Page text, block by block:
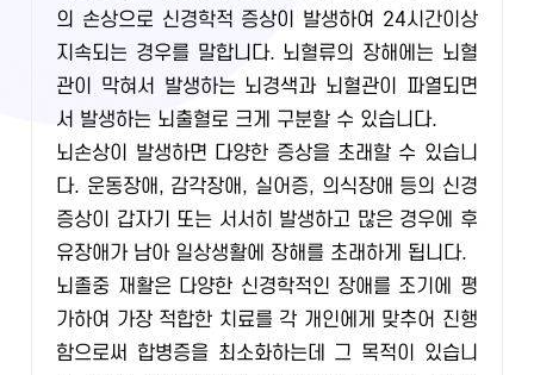
의 손상으로 신경학적 증상이 발생하여 24시간이상
지속되는 경우를 말합니다. 뇌혈류의 장해에는 뇌혈
관이 막혀서 발생하는 뇌경색과 뇌혈관이 파열되면
서 발생하는 뇌출혈로 크게 구분할 수 있습니다.
뇌손상이 발생하면 다양한 증상을 초래할 수 있습니
다. 운동장애, 감각장애, 실어증, 의식장애 등의 신경
증상이 갑자기 또는 서서히 발생하고 많은 경우에 후
유장애가 남아 일상생활에 장해를 초래하게 됩니다.
뇌졸중 재활은 다양한 신경학적인 장애를 조기에 평
가하여 가장 적합한 치료를 각 개인에게 맞추어 진행
함으로써 합병증을 최소화하는데 그 목적이 있습니